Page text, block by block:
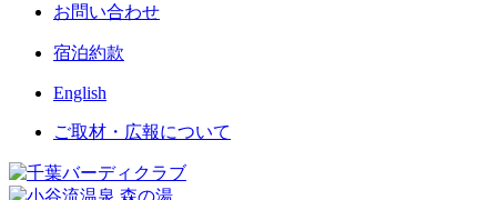
お問い合わせ
宿泊約款
English
ご取材・広報について